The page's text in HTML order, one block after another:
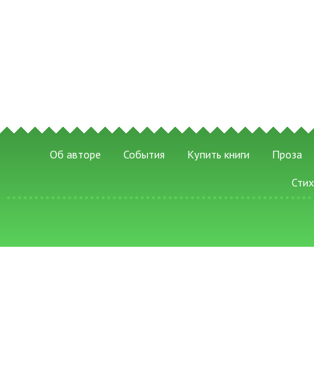
Об авторе События Купить книги
Проза